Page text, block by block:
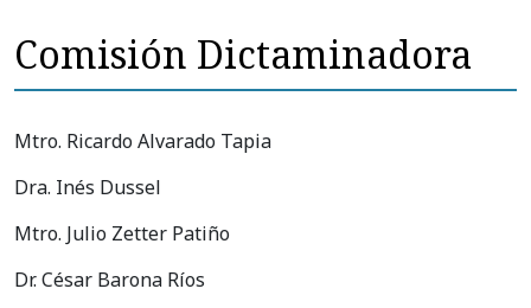
Comisión Dictaminadora
Mtro. Ricardo Alvarado Tapia
Dra. Inés Dussel
Mtro. Julio Zetter Patiño
Dr. César Barona Ríos